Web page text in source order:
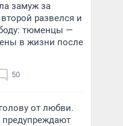
замуж за
развелся и
тюменцы —
в жизни после
50
от любви.
предупреждают